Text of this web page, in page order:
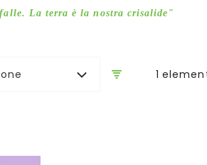
La terra è la nostra crisalide"
1